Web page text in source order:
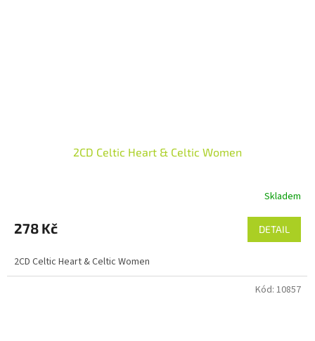
2CD Celtic Heart & Celtic Women
Skladem
278 Kč DETAIL
2CD Celtic Heart & Celtic Women
Kód: 10857